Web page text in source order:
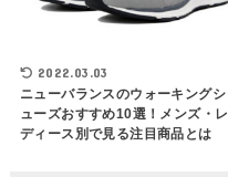
2022.03.03
ニューバランスのウォーキングシ
ューズおすすめ10選！メンズ・レ
ディース別で見る注目商品とは